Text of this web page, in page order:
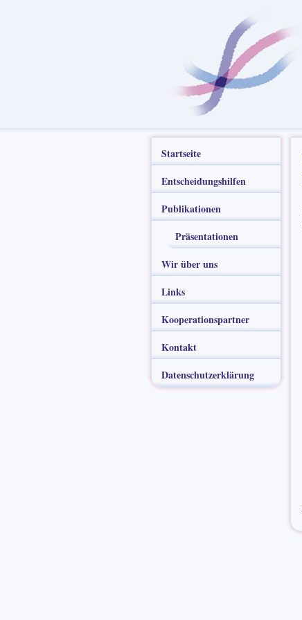
Startseite
Entscheidungshilfen
Publikationen
Präsentationen
Wir über uns
Links
Kooperationspartner
Kontakt
Datenschutzerklärung